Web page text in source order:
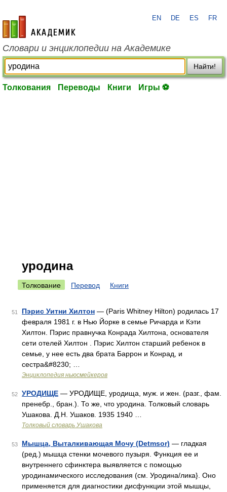
academic.ru
EN DE ES FR
Словари и энциклопедии на Академике
Найти!
Толкования Переводы Книги Игры ⚽
уродина
Толкование Перевод Книги
51 Пэрис Уитни Хилтон — (Paris Whitney Hilton) родилась 17
февраля 1981 г. в Нью Йорке в семье Ричарда и Кэти
Хилтон. Пэрис правнучка Конрада Хилтона, основателя
сети отелей Хилтон . Пэрис Хилтон старший ребенок в
семье, у нее есть два брата Баррон и Конрад, и
сестра&#8230; …
Энциклопедия ньюсмейкеров
52 УРОДИЩЕ — УРОДИЩЕ, уродища, муж. и жен. (разг., фам.
пренебр., бран.). То же, что уродина. Толковый словарь
Ушакова. Д.Н. Ушаков. 1935 1940 …
Толковый словарь Ушакова
53 Мышца, Выталкивающая Мочу (Detmsor) — гладкая
(ред.) мышца стенки мочевого пузыря. Функция ее и
внутреннего сфинктера выявляется с помощью
уродинамического исследования (см. Уродина/лика}. Оно
применяется для диагностики дисфункции этой мышцы,